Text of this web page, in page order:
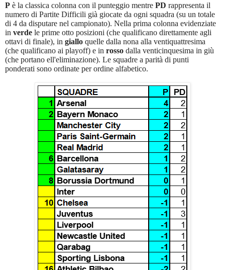
P è la classica colonna con il punteggio mentre PD rappresenta il
numero di Partite Difficili già giocate da ogni squadra (su un totale
di 4 da disputare nel campionato). Nella prima colonna evidenziate
in verde le prime otto posizioni (che qualificano direttamente agli
ottavi di finale), in giallo quelle dalla nona alla ventiquattresima
(che qualificano ai playoff) e in rosso dalla venticinquesima in giù
(che portano ell'eliminazione). Le squadre a parità di punti
ponderati sono ordinate per ordine alfabetico.